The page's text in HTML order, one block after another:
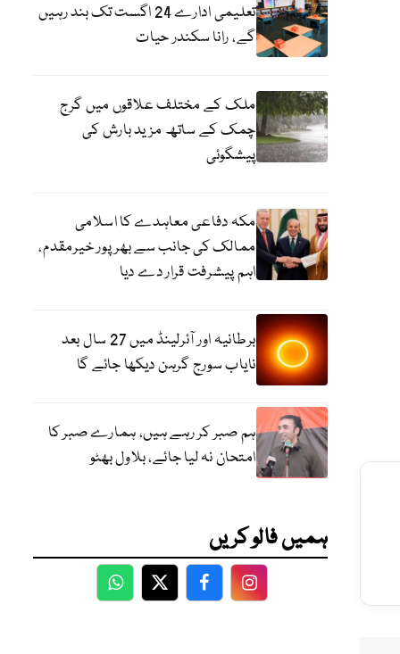
تعلیمی ادارے 24 اگست تک بند رہیں
گے، رانا سکندر حیات
ملک کے مختلف علاقوں میں گرج
چمک کے ساتھ مزید بارش کی
پیشگوئی
مکہ دفاعی معاہدے کا اسلامی
ممالک کی جانب سے بھرپور خیرمقدم،
اہم پیشرفت قرار دے دیا
برطانیہ اور آئرلینڈ میں 27 سال بعد
نایاب سورج گرہن دیکھا جائے گا
ہم صبر کر رہے ہیں، ہمارے صبر کا
امتحان نہ لیا جائے، بلاول بھٹو
ہمیں فالو کریں
WhatsApp
TwitterFacebookFacebook